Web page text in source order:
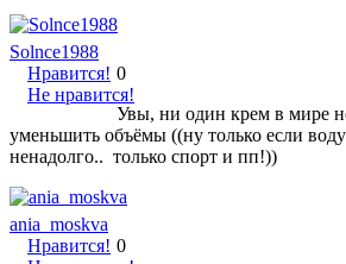
Solnce1988
Нравится!
Не нравится!
0
Увы, ни один крем в мире
уменьшить объёмы ((ну только если
ненадолго.. только спорт и пп!))
ania_moskva
Нравится! 0